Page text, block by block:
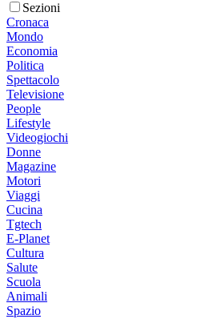
Sezioni
Cronaca
Mondo
Economia
Politica
Spettacolo
Televisione
People
Lifestyle
Videogiochi
Donne
Magazine
Motori
Viaggi
Cucina
Tgtech
E-Planet
Cultura
Salute
Scuola
Animali
Spazio